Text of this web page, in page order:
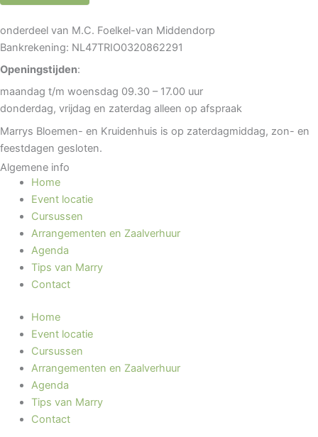
onderdeel van M.C. Foelkel-van Middendorp
Bankrekening: NL47TRIO0320862291
Openingstijden:
maandag t/m woensdag 09.30 – 17.00 uur
donderdag, vrijdag en zaterdag alleen op afspraak
Marrys Bloemen- en Kruidenhuis is op zaterdagmiddag, zon- en
feestdagen gesloten.
Algemene info
Home
Event locatie
Cursussen
Arrangementen en Zaalverhuur
Agenda
Tips van Marry
Contact
Home
Event locatie
Cursussen
Arrangementen en Zaalverhuur
Agenda
Tips van Marry
Contact